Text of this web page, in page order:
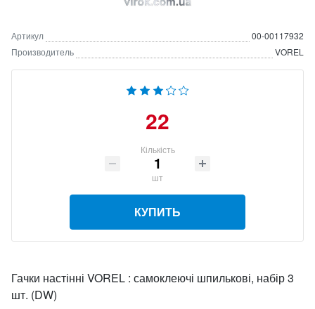
Артикул
00-00117932
Производитель
VOREL
22
Кількість
шт
КУПИТЬ
Гачки настінні VOREL : самоклеючі шпилькові, набір 3
шт. (DW)